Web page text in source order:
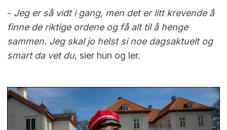
- Jeg er så vidt i gang, men det er litt krevende å
finne de riktige ordene og få alt til å henge
sammen. Jeg skal jo helst si noe dagsaktuelt og
smart da vet du, sier hun og ler.